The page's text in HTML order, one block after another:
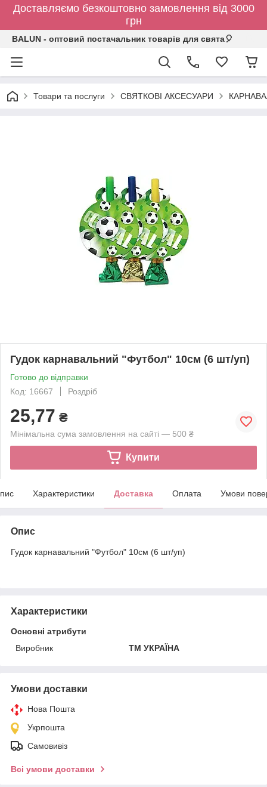
Доставляємо безкоштовно замовлення від 3000
грн
BALUN - оптовий постачальник товарів для свята🎈
Товари та послуги СВЯТКОВІ АКСЕСУАРИ
Гудок карнавальний "Футбол" 10см (6 шт/уп)
Готово до відправки
Код: 16667
Роздріб
25,77 ₴
Мінімальна сума замовлення на сайті — 500 ₴
Купити
Характеристики Доставка Оплата Умови
Опис
Гудок карнавальний "Футбол" 10см (6 шт/уп)
Характеристики
Основні атрибути
Виробник
ТМ УКРАЇНА
Умови доставки
Нова Пошта
Укрпошта
Самовивіз
Всі умови доставки